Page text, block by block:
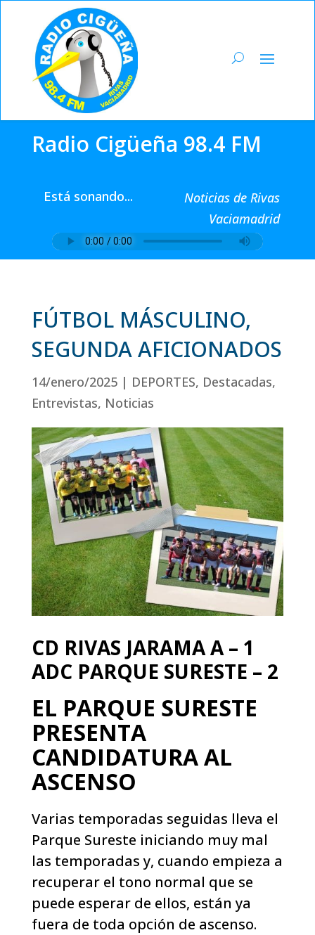
Radio Cigüeña 98.4 FM
Está sonando...
Noticias de Rivas
Vaciamadrid
FÚTBOL MÁSCULINO,
SEGUNDA AFICIONADOS
14/enero/2025| DEPORTES, Destacadas,
Entrevistas, Noticias
CD RIVAS JARAMA A – 1
ADC PARQUE SURESTE – 2
EL PARQUE SURESTE
PRESENTA
CANDIDATURA AL
ASCENSO
Varias temporadas seguidas lleva el
Parque Sureste iniciando muy mal
las temporadas y, cuando empieza a
recuperar el tono normal que se
puede esperar de ellos, están ya
fuera de toda opción de ascenso.